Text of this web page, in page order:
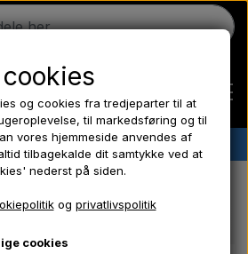
Ferguson
✔︎ Hurtig levering ✔︎ Lave priser
reservedele Batteridæksel - Vridere - 2
og cookies fra tredjeparter til at
til markedsføring og til
vores hjemmeside anvendes af
tilbagekalde dit samtykke ved at
nederst på siden.
og privatlivspolitik
cookies